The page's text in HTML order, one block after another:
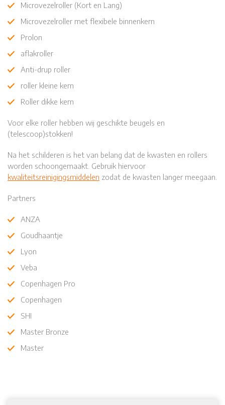
Microvezelroller (Kort en Lang)
Microvezelroller met flexibele binnenkern
Prolon
aflakroller
Anti-drup roller
roller kleine kern
Roller dikke kern
Voor elke roller hebben wij geschikte beugels en
(telescoop)stokken!
Na het schilderen is het van belang dat de kwasten en rollers
worden schoongemaakt. Gebruik hiervoor
kwaliteitsreinigingsmiddelen zodat de kwasten langer meegaan.
Partners
ANZA
Goudhaantje
Lyon
Veba
Copenhagen Pro
Copenhagen
SHI
Master Bronze
Master